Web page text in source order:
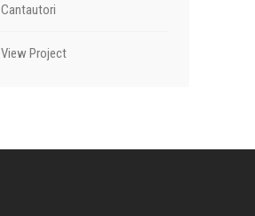
Cantautori
View Project